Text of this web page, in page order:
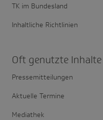
TK im Bundesland
Inhaltliche Richtlinien
Oft genutzte Inhalte
Pressemitteilungen
Aktuelle Termine
Mediathek